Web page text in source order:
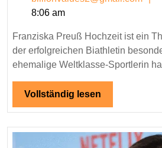
8:06 am
Franziska Preuß Hochzeit ist ein
der erfolgreichen Biathletin
ehemalige Weltklasse-Sportlerin
Vollständig lesen
lesen